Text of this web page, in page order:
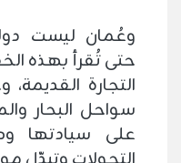
وعُمان ليست
حتى تُقرأ بهذه
التجارة
سواحل البحار
على سيادتها